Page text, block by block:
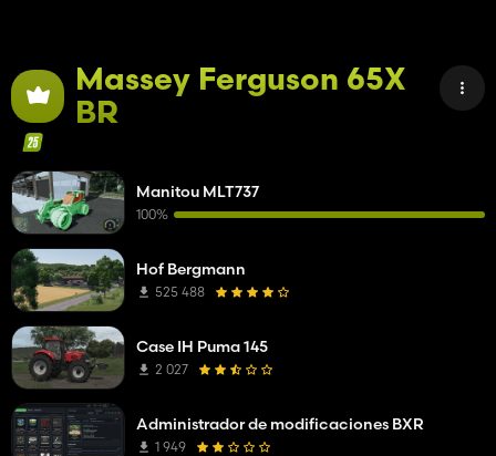
Massey Ferguson 65X
BR
Manitou MLT737
100%
Hof Bergmann
525 488
Case IH Puma 145
2 027
Administrador de modificaciones BXR
1 949